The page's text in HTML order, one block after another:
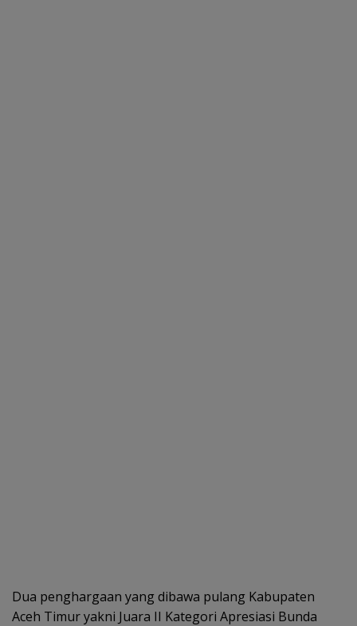
Dua penghargaan yang dibawa pulang Kabupaten
Aceh Timur yakni Juara II Kategori Apresiasi Bunda